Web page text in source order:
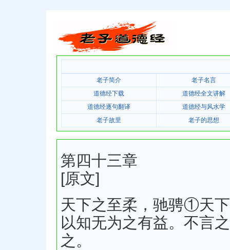
老子简介
老子名言
道德经下载
道德经全文讲解
道德经逐句翻译
道德经与风水学
老子故里
老子的思想
第四十三章
[原文]
天下之至柔，驰骋①天
以知无为之有益。不言
之。